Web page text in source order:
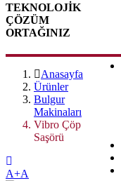
TEKNOLOJİK
ÇÖZÜM
ORTAĞINIZ
Anasayfa
Ürünler
Bulgur
Makinaları
Vibro Çöp
Saşörü
A+A